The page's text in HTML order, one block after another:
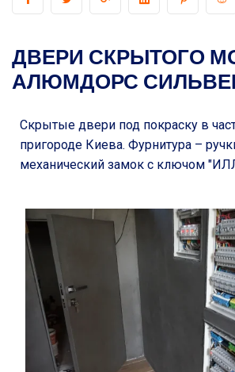
ДВЕРИ СКРЫТОГО
АЛЮМДОРС
Скрытые двери под покраску в
пригороде Киева. Фурнитура –
механический замок с ключом